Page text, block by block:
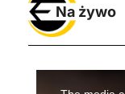
Na żywo